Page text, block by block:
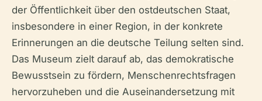
der Öffentlichkeit über den ostdeutschen Staat,
insbesondere in einer Region, in der konkrete
Erinnerungen an die deutsche Teilung selten sind.
Das Museum zielt darauf ab, das demokratische
Bewusstsein zu fördern, Menschenrechtsfragen
hervorzuheben und die Auseinandersetzung mit